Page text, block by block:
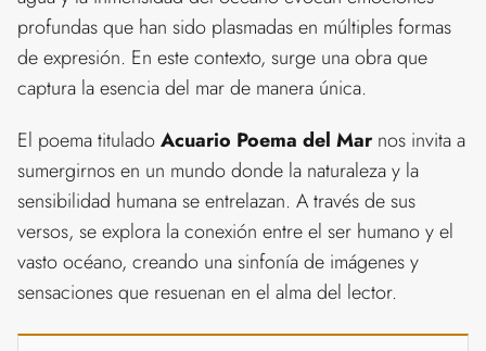
profundas que han sido plasmadas en múltiples formas
de expresión. En este contexto, surge una obra que
captura la esencia del mar de manera única.
El poema tituladoAcuario Poema del Marnos invita a
sumergirnos en un mundo donde la naturaleza y la
sensibilidad humana se entrelazan. A través de sus
versos, se explora la conexión entre el ser humano y el
vasto océano, creando una sinfonía de imágenes y
sensaciones que resuenan en el alma del lector.